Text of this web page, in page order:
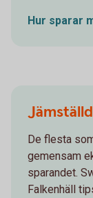
Hur sparar
De flesta
gemensam
sparandet.
Falkenhäll